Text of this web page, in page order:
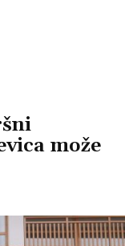
može